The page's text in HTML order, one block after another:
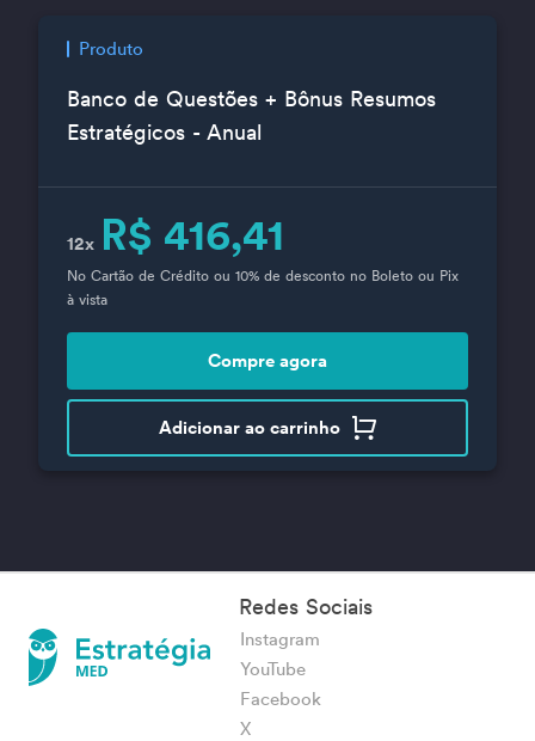
Produto
Banco de Questões + Bônus Resumos
Estratégicos - Anual
12x R$ 416,41
No Cartão de Crédito ou 10% de desconto no Boleto ou Pix
à vista
Compre agora
Adicionar ao carrinho
Redes Sociais
Instagram
YouTube
Facebook
X